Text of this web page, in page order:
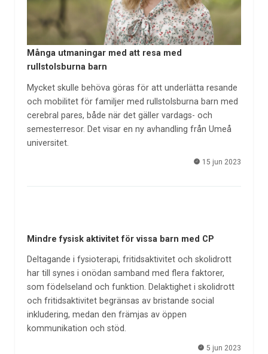
Många utmaningar med att resa med
rullstolsburna barn
Mycket skulle behöva göras för att underlätta resande
och mobilitet för familjer med rullstolsburna barn med
cerebral pares, både när det gäller vardags- och
semesterresor. Det visar en ny avhandling från Umeå
universitet.
15 jun 2023
Mindre fysisk aktivitet för vissa barn med CP
Deltagande i fysioterapi, fritidsaktivitet och skolidrott
har till synes i onödan samband med flera faktorer,
som födelseland och funktion. Delaktighet i skolidrott
och fritidsaktivitet begränsas av bristande social
inkludering, medan den främjas av öppen
kommunikation och stöd.
5 jun 2023